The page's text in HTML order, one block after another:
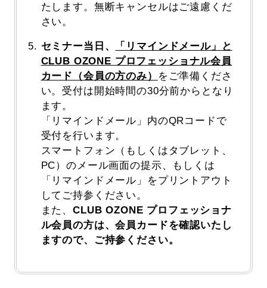
たします。無断キャンセルはご遠慮くだ
さい。
セミナー当日、
「リマインドメール」と
CLUB OZONE プロフェッショナル会員
カード（会員の方のみ）
をご準備くださ
い。受付は開始時間の30分前からとなり
ます。
「リマインドメール」内のQRコードで
受付を行います。
スマートフォン（もしくはタブレット、
PC）のメール画面の提示、もしくは
「リマインドメール」をプリントアウト
してご持参ください。
また、CLUB OZONE プロフェッショナ
ル会員の方は、会員カードを確認いたし
ますので、ご持参ください。